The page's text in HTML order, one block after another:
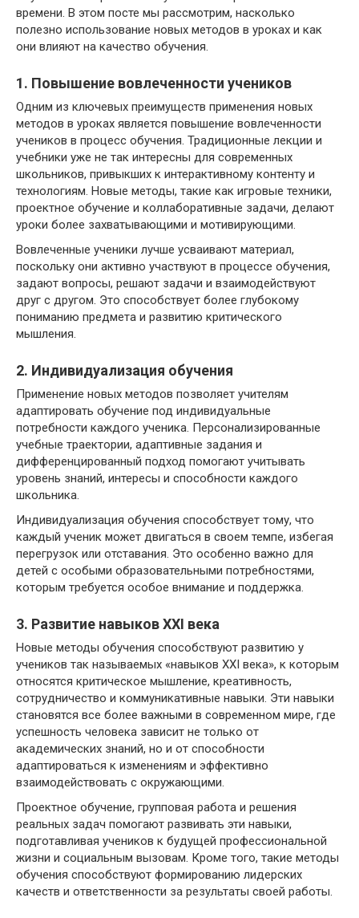
времени. В этом посте мы рассмотрим, насколько
полезно использование новых методов в уроках и как
они влияют на качество обучения.
1. Повышение вовлеченности учеников
Одним из ключевых преимуществ применения новых
методов в уроках является повышение вовлеченности
учеников в процесс обучения. Традиционные лекции и
учебники уже не так интересны для современных
школьников, привыкших к интерактивному контенту и
технологиям. Новые методы, такие как игровые техники,
проектное обучение и коллаборативные задачи, делают
уроки более захватывающими и мотивирующими.
Вовлеченные ученики лучше усваивают материал,
поскольку они активно участвуют в процессе обучения,
задают вопросы, решают задачи и взаимодействуют
друг с другом. Это способствует более глубокому
пониманию предмета и развитию критического
мышления.
2. Индивидуализация обучения
Применение новых методов позволяет учителям
адаптировать обучение под индивидуальные
потребности каждого ученика. Персонализированные
учебные траектории, адаптивные задания и
дифференцированный подход помогают учитывать
уровень знаний, интересы и способности каждого
школьника.
Индивидуализация обучения способствует тому, что
каждый ученик может двигаться в своем темпе, избегая
перегрузок или отставания. Это особенно важно для
детей с особыми образовательными потребностями,
которым требуется особое внимание и поддержка.
3. Развитие навыков XXI века
Новые методы обучения способствуют развитию у
учеников так называемых «навыков XXI века», к которым
относятся критическое мышление, креативность,
сотрудничество и коммуникативные навыки. Эти навыки
становятся все более важными в современном мире, где
успешность человека зависит не только от
академических знаний, но и от способности
адаптироваться к изменениям и эффективно
взаимодействовать с окружающими.
Проектное обучение, групповая работа и решения
реальных задач помогают развивать эти навыки,
подготавливая учеников к будущей профессиональной
жизни и социальным вызовам. Кроме того, такие методы
обучения способствуют формированию лидерских
качеств и ответственности за результаты своей работы.